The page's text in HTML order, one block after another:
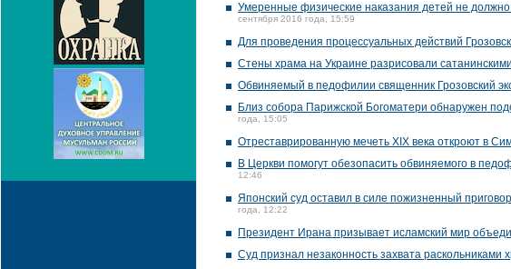
Умеренные физические наказания детей не
сентября 2016 года, 15:59
Для проведения процессуальных действий
Стены храма на Украине разрисовали
Обвиняемый в педофилии священник Грозовский
Близ собора Парижской Богоматери обнаружен
года, 15:05
Отреставрированную мечеть XIX века откроют в
В Церкви помогут обезопасить обвиняемого в
12:46
Японский суд оставил в силе пожизненный
года, 12:22
Президент Ирана призывает исламский мир
Суд признал незаконность захвата раскольниками